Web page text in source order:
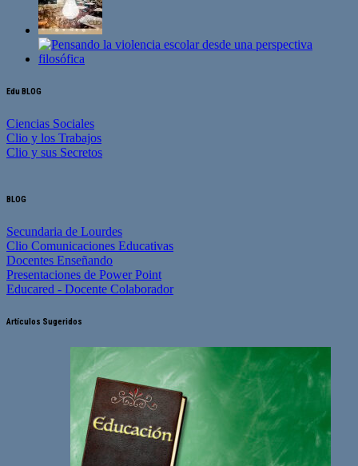
Edu BLOG
Ciencias Sociales
Clio y los Trabajos
Clio y sus Secretos
BLOG
Secundaria de Lourdes
Clio Comunicaciones Educativas
Docentes Enseñando
Presentaciones de Power Point
Educared - Docente Colaborador
Artículos Sugeridos